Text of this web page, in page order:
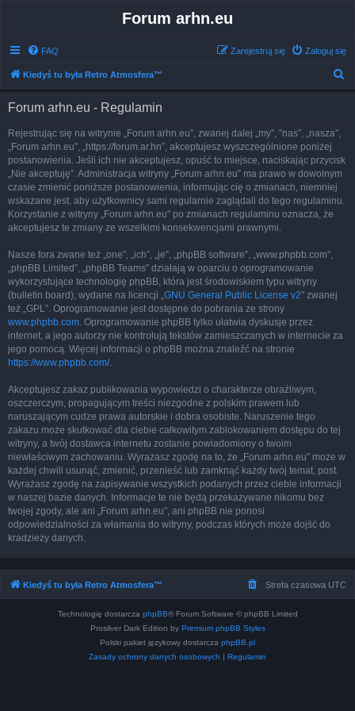
Forum arhn.eu
FAQ Zaloguj się
Zarejestruj się
Kiedyś tu była Retro Atmosfera™
Forum arhn.eu - Regulamin
Rejestrując się na witrynie „Forum arhn.eu”, zwanej dalej „my”, ”nas”, „nasza”,
„Forum arhn.eu”, „https://forum.ar.hn”, akceptujesz wyszczególnione poniżej
postanowienia. Jeśli ich nie akceptujesz, opuść to miejsce, naciskając przycisk
„Nie akceptuję”. Administracja witryny „Forum arhn.eu” ma prawo w dowolnym
czasie zmienić poniższe postanowienia, informując cię o zmianach, niemniej
wskazane jest, aby użytkownicy sami regularnie zaglądali do tego regulaminu.
Korzystanie z witryny „Forum arhn.eu” po zmianach regulaminu oznacza, że
akceptujesz te zmiany ze wszelkimi konsekwencjami prawnymi.
Nasze fora zwane też „one”, „ich”, „je”, „phpBB software”, „www.phpbb.com”,
„phpBB Limited”, „phpBB Teams” działają w oparciu o oprogramowanie
wykorzystujące technologię phpBB, która jest środowiskiem typu witryny
(bulletin board), wydane na licencji „GNU General Public License v2” zwanej
też „GPL”. Oprogramowanie jest dostępne do pobrania ze strony
www.phpbb.com. Oprogramowanie phpBB tylko ułatwia dyskusje przez
internet, a jego autorzy nie kontrolują tekstów zamieszczanych w internecie za
jego pomocą. Więcej informacji o phpBB można znaleźć na stronie
https://www.phpbb.com/.
Akceptujesz zakaz publikowania wypowiedzi o charakterze obraźliwym,
oszczerczym, propagującym treści niezgodne z polskim prawem lub
naruszającym cudze prawa autorskie i dobra osobiste. Naruszenie tego
zakazu może skutkować dla ciebie całkowitym zablokowaniem dostępu do tej
witryny, a twój dostawca internetu zostanie powiadomiony o twoim
niewłaściwym zachowaniu. Wyrażasz zgodę na to, że „Forum arhn.eu” może w
każdej chwili usunąć, zmienić, przenieść lub zamknąć każdy twój temat, post.
Wyrażasz zgodę na zapisywanie wszystkich podanych przez ciebie informacji
w naszej bazie danych. Informacje te nie będą przekazywane nikomu bez
twojej zgody, ale ani „Forum arhn.eu”, ani phpBB nie ponosi
odpowiedzialności za włamania do witryny, podczas których może dojść do
kradzieży danych.
Kiedyś tu była Retro Atmosfera™ Strefa czasowa UTC
Technologię dostarcza phpBB® Forum Software © phpBB Limited
Prosilver Dark Edition by Premium phpBB Styles
Polski pakiet językowy dostarcza phpBB.pl
Zasady ochrony danych osobowych | Regulamin